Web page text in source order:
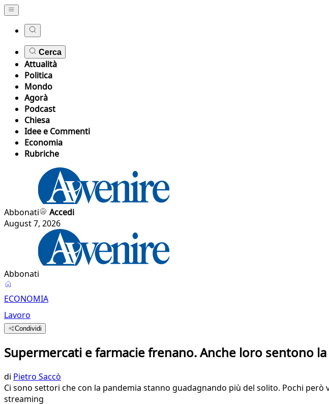
Cerca
Attualità
Politica
Mondo
Agorà
Podcast
Chiesa
Idee e Commenti
Economia
Rubriche
Abbonati
Accedi
August 7, 2026
Abbonati
ECONOMIA
Lavoro
Condividi
Supermercati e farmacie frenano. Anche loro sentono
di Pietro Saccò
Ci sono settori che con la pandemia stanno guadagnando più del solito. Pochi
streaming